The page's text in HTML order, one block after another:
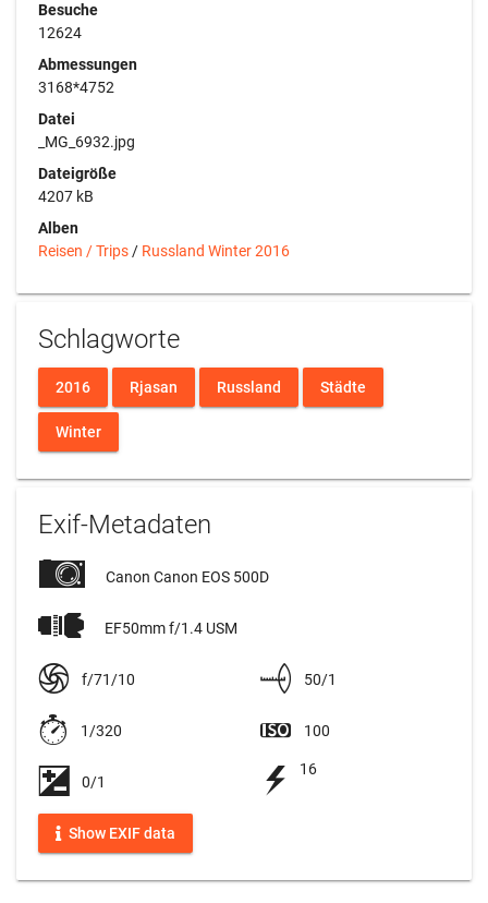
Besuche
12624
Abmessungen
3168*4752
Datei
_MG_6932.jpg
Dateigröße
4207 kB
Alben
Reisen / Trips / Russland Winter 2016
Schlagworte
2016 Rjasan Russland Städte
Winter
Exif-Metadaten
Canon Canon EOS 500D
EF50mm f/1.4 USM
f/71/10 50/1
1/320 100
0/1
16
Show EXIF data